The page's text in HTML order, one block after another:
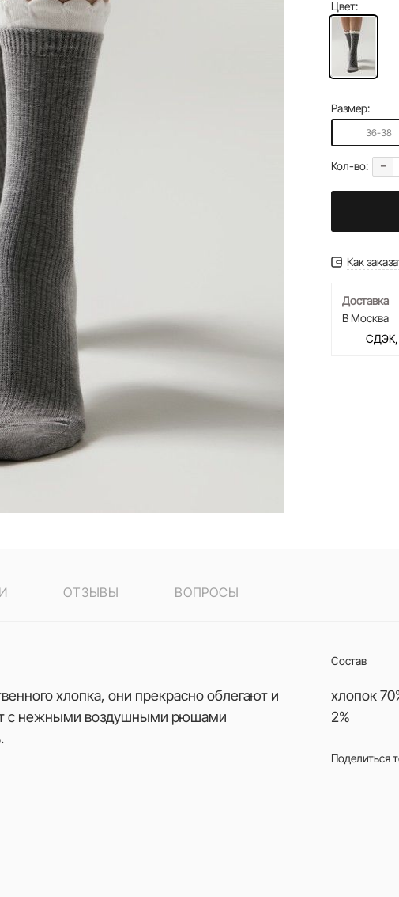
Цвет:
Размер:
36-38
Кол-во: -
Как
Доставка
В Москва
СДЭК,
ОТЗЫВЫ ВОПРОСЫ
хлопка, они прекрасно облегают и
с нежными воздушными рюшами
Состав
хлопок
2%
Поделиться